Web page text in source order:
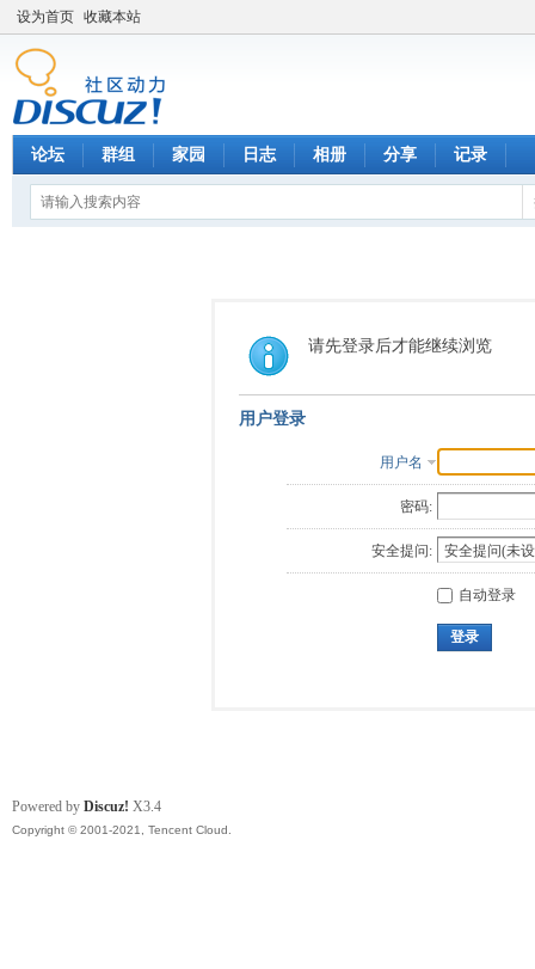
设为首页 收藏本站
论坛 群组 家园 日志 相册 分享 记录
请先登录后才能继续浏览
用户登录
用户名
密码:
安全提问:
自动登录
登录
Powered by Discuz! X3.4
Copyright © 2001-2021, Tencent Cloud.